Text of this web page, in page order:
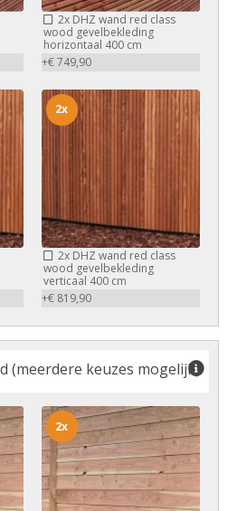
2xDHZ wand red class
wood gevelbekleding
horizontaal 400 cm
+€ 749,90
2xDHZ wand red class
wood gevelbekleding
verticaal 400 cm
+€ 819,90
2x
(meerdere keuzes mogelijk)
2x